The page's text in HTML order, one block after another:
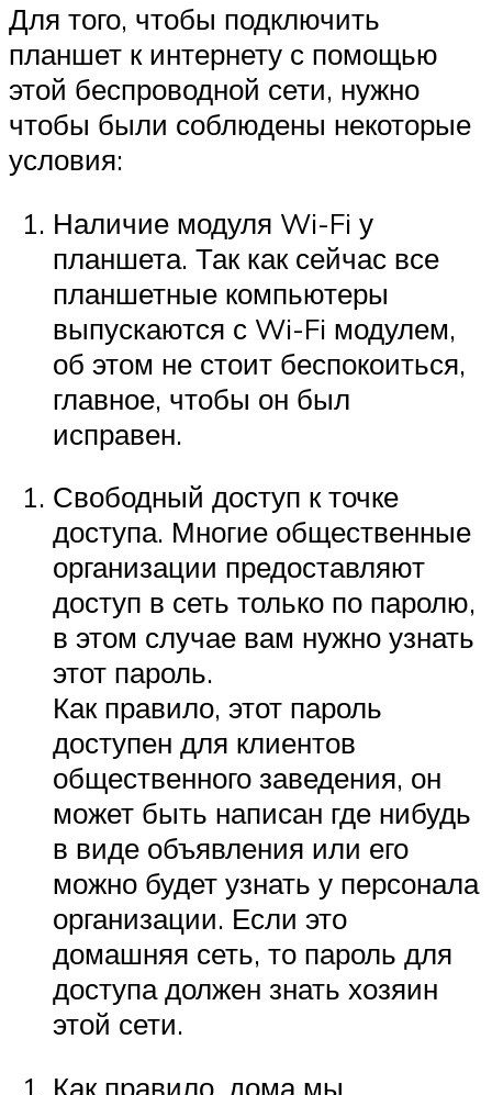
Для того, чтобы подключить
планшет к интернету с помощью
этой беспроводной сети, нужно
чтобы были соблюдены некоторые
условия:
Наличие модуля Wi-Fi у
планшета. Так как сейчас все
планшетные компьютеры
выпускаются с Wi-Fi модулем,
об этом не стоит беспокоиться,
главное, чтобы он был
исправен.
Свободный доступ к точке
доступа. Многие общественные
организации предоставляют
доступ в сеть только по паролю,
в этом случае вам нужно узнать
этот пароль.
Как правило, этот пароль
доступен для клиентов
общественного заведения, он
может быть написан где нибудь
в виде объявления или его
можно будет узнать у персонала
организации. Если это
домашняя сеть, то пароль для
доступа должен знать хозяин
этой сети.
Как правило, дома мы